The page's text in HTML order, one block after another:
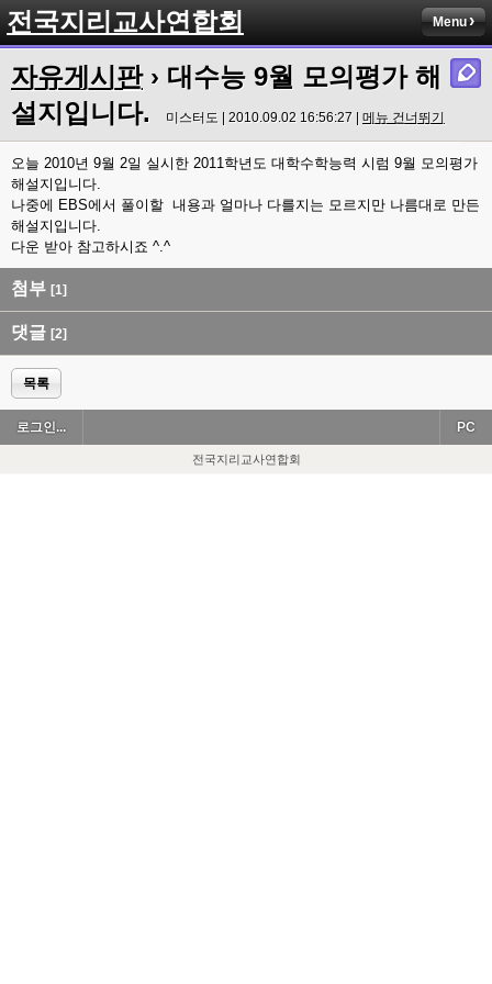
전국지리교사연합회 Menu
자유게시판› 대수능 9월 모의평가 해
설지입니다.
미스터도 | 2010.09.02 16:56:27 | 메뉴 건너뛰기
오늘 2010년 9월 2일 실시한 2011학년도 대학수학능력 시럼 9월 모의평가
해설지입니다.
나중에 EBS에서 풀이할 내용과 얼마나 다를지는 모르지만 나름대로 만든
해설지입니다.
다운 받아 참고하시죠 ^.^
첨부 [1]
댓글 [2]
목록
로그인... PC
전국지리교사연합회